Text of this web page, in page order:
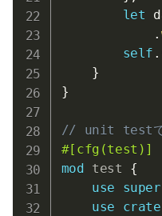
let
.
self .
}
}
// unit testで実
#[cfg(test)]
mod
test
{
use
super
use
crate